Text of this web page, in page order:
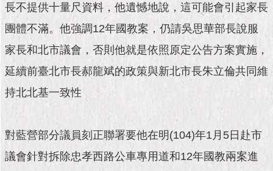
市
資
料
館
臺
長不提供十量尺資料，他遺憾地說，這可能會引起家長
團體不滿。他強調12年國教案，仍請吳思華部長說服
家長和北市議會，否則他就是依照原定公告方案實施，
延續前臺北市長郝龍斌的政策與新北市長朱立倫共同維
持北北基一致性
對藍營部分議員刻正聯署要他在明(104)年1月5日赴市
議會針對拆除忠孝西路公車專用道和12年國教兩案進